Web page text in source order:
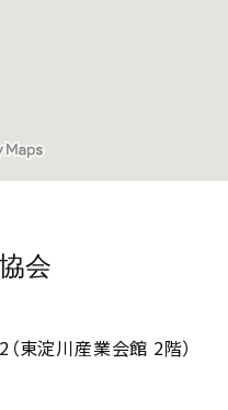
会
東淀川産業会館 2階）